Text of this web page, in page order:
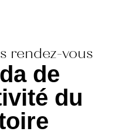
rendez-vous
de
du